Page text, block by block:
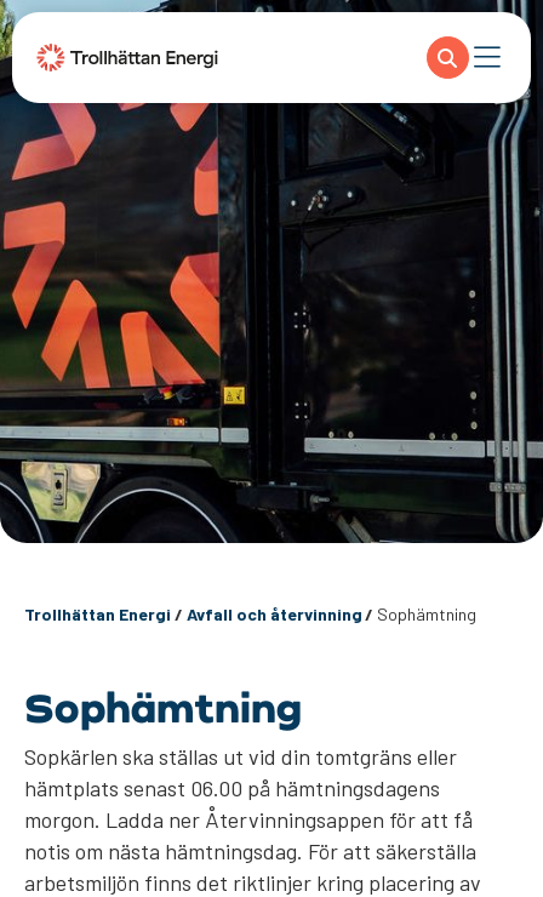
Trollhättan Energi / Avfall och återvinning/ Sophämtning
Sophämtning
Sopkärlen ska ställas ut vid din tomtgräns eller
hämtplats senast 06.00 på hämtningsdagens
morgon. Ladda ner Återvinningsappen för att få
notis om nästa hämtningsdag. För att säkerställa
arbetsmiljön finns det riktlinjer kring placering av